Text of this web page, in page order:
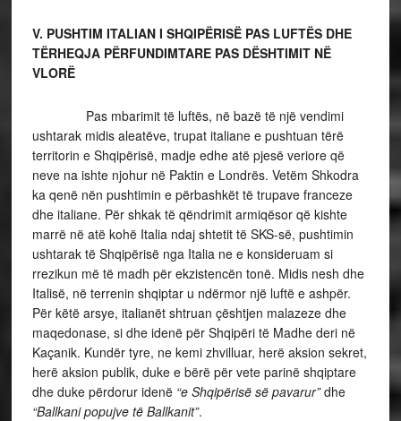
V. PUSHTIM ITALIAN I SHQIPËRISË PAS LUFTËS DHE
TËRHEQJA PËRFUNDIMTARE PAS DËSHTIMIT NË
VLORË
Pas mbarimit të luftës, në bazë të një vendimi
ushtarak midis aleatëve, trupat italiane e pushtuan tërë
territorin e Shqipërisë, madje edhe atë pjesë veriore që
neve na ishte njohur në Paktin e Londrës. Vetëm Shkodra
ka qenë nën pushtimin e përbashkët të trupave franceze
dhe italiane. Për shkak të qëndrimit armiqësor që kishte
marrë në atë kohë Italia ndaj shtetit të SKS-së, pushtimin
ushtarak të Shqipërisë nga Italia ne e konsideruam si
rrezikun më të madh për ekzistencën tonë. Midis nesh dhe
Italisë, në terrenin shqiptar u ndërmor një luftë e ashpër.
Për këtë arsye, italianët shtruan çështjen malazeze dhe
maqedonase, si dhe idenë për Shqipëri të Madhe deri në
Kaçanik. Kundër tyre, ne kemi zhvilluar, herë aksion sekret,
herë aksion publik, duke e bërë për vete parinë shqiptare
dhe duke përdorur idenë “e Shqipërisë së pavarur”dhe
“Ballkani popujve të Ballkanit”.